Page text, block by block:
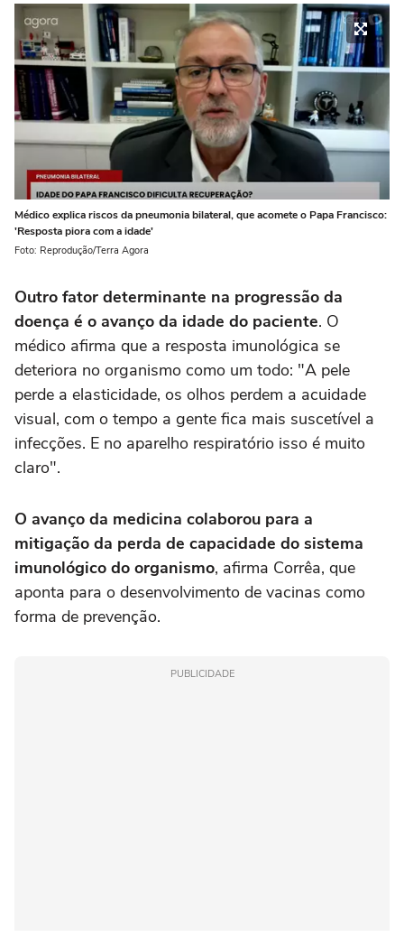
Médico explica riscos da pneumonia bilateral, que acomete o Papa Francisco:
'Resposta piora com a idade'
Foto: Reprodução/Terra Agora
Outro fator determinante na progressão da
doença é o avanço da idade do paciente. O
médico afirma que a resposta imunológica se
deteriora no organismo como um todo: "A pele
perde a elasticidade, os olhos perdem a acuidade
visual, com o tempo a gente fica mais suscetível a
infecções. E no aparelho respiratório isso é muito
claro".
O avanço da medicina colaborou para a
mitigação da perda de capacidade do sistema
imunológico do organismo, afirma Corrêa, que
aponta para o desenvolvimento de vacinas como
forma de prevenção.
PUBLICIDADE